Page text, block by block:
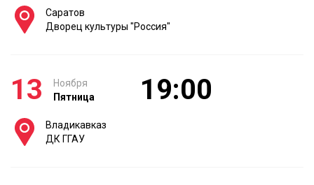
Саратов
Дворец культуры "Россия"
13
Ноября
Пятница
19:00
Владикавказ
ДК ГГАУ